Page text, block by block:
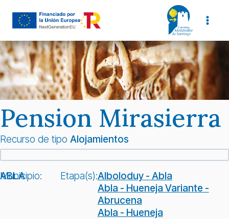
Pension Mirasierra
Recurso de tipo Alojamientos
Municipio:
ABLA Etapa(s):Alboloduy - Abla
Abla - Hueneja Variante -
Abrucena
Abla - Hueneja